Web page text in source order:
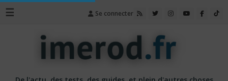
☰ Se connecter